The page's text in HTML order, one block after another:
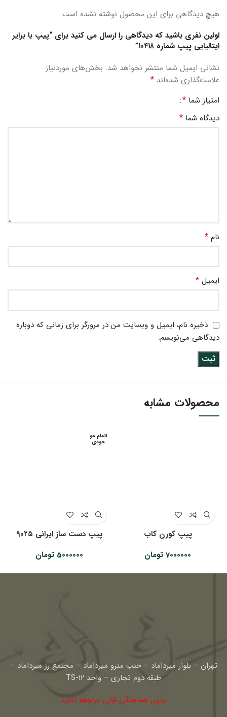
هیچ دیدگاهی برای این محصول نوشته نشده است.
اولین نفری باشید که دیدگاهی را ارسال می کنید برای “پیپ با برایر
ایتالیایی پیپ شماره ۱۰۴۱۸”
نشانی ایمیل شما منتشر نخواهد شد. بخش‌های موردنیاز
علامت‌گذاری شده‌اند *
امتیاز شما *
دیدگاه شما *
نام *
ایمیل *
ذخیره نام، ایمیل و وبسایت من در مرورگر برای زمانی که دوباره
دیدگاهی می‌نویسم.
محصولات مشابه
پیپ کورن کاب
7000000 تومان
اتمام مو
جودی
پیپ دست ساز ایرانی ۹۰۲۵
5000000 تومان
تهران – بلوار میرداماد – جنب مترو میرداماد – مجتمع رز میرداماد –
طبقه دوم تجاری – واحد TS-12
بدون هماهنگی قبلی مراجعه نکنید